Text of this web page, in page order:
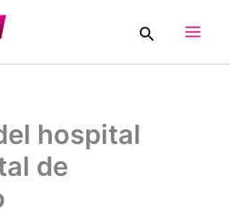
Buscar
hospital
de